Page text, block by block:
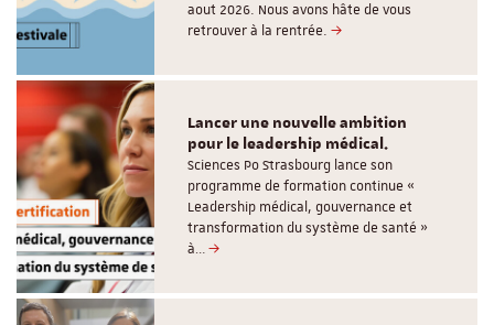
aout 2026. Nous avons hâte de vous
retrouver à la rentrée.
Lancer une nouvelle ambition
pour le leadership médical.
Sciences Po Strasbourg lance son
programme de formation continue «
Leadership médical, gouvernance et
transformation du système de santé »
à…